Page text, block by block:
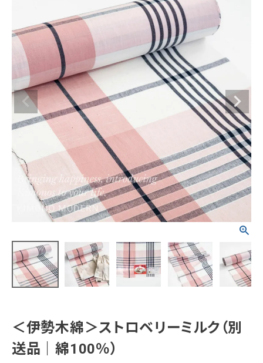
羽織
季節から探す
通年 5-9月 夏季以外通年 春 夏 秋
カテゴリーから探す
着物 羽織 襦袢
タイプから探す
カジュアル ソシアル フォーマル
商品タイプ
アーカイブ商品 セール商品
素材から探す
正絹 木綿・麻 ポリエステル
価格から探す
0-5,000円 5,000-10,000円
20,000-30,000円 30,000円以上
login ログイン
ようこそ ゲスト 様
襦袢
帯
小物
＜伊勢木綿＞ストロベリーミルク（別
送品｜綿100％）